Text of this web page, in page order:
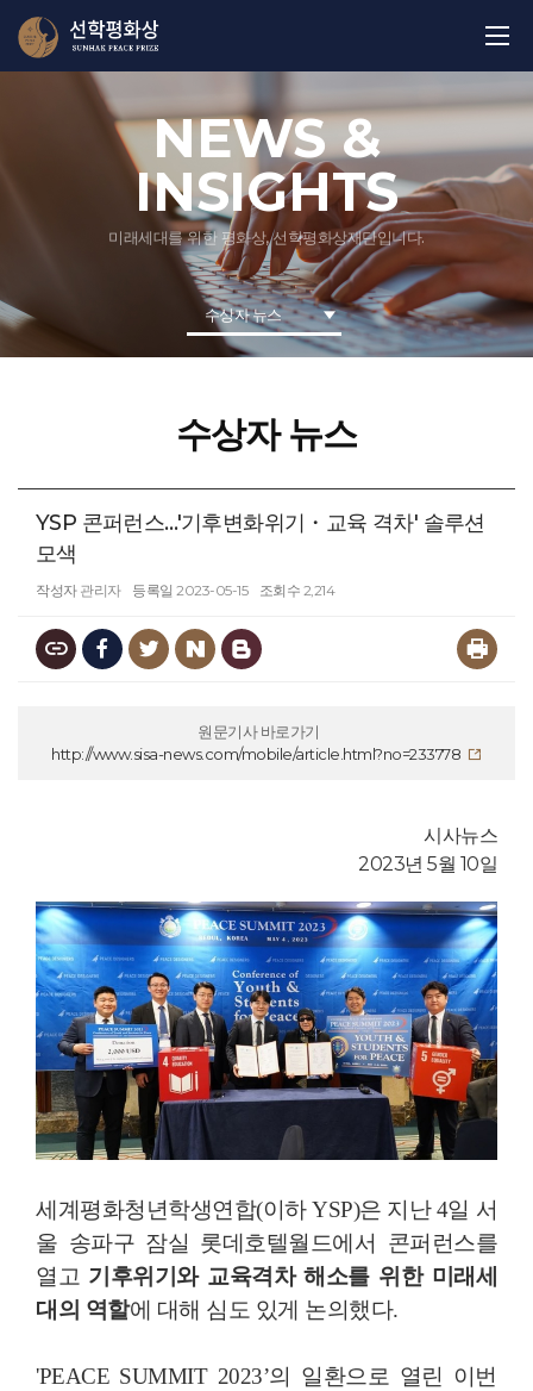
NEWS &
INSIGHTS
미래세대를 위한 평화상, 선학평화상재단입니다.
수상자 뉴스
수상자 뉴스
YSP 콘퍼런스…'기후변화위기・교육 격차' 솔루션
모색
작성자 관리자 등록일 2023-05-15 조회수 2,214
원문기사 바로가기
http://www.sisa-news.com/mobile/article.html?no=233778
시사뉴스
2023년 5월 10일
세계평화청년학생연합(이하 YSP)은 지난 4일 서
울 송파구 잠실 롯데호텔월드에서 콘퍼런스를
열고 기후위기와 교육격차 해소를 위한 미래세
대의 역할에 대해 심도 있게 논의했다.
'PEACE SUMMIT 2023’의 일환으로 열린 이번